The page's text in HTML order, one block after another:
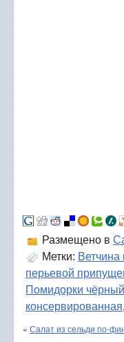
Размещено в
Метки: Ветчина
перьевой
Помидорки
консервированная,
« Салат из сельди по-